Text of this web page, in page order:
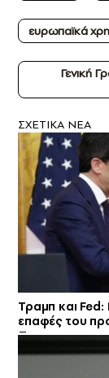
ευρωπαϊκά
Γενική
ΣXETIKA NEA
Τραμπ και Fed:
επαφές του